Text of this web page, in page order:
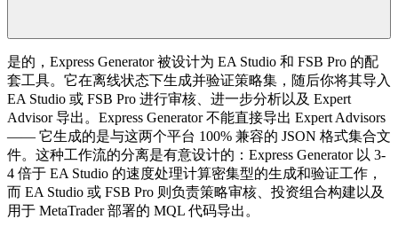
是的，Express Generator 被设计为 EA Studio 和 FSB Pro 的配
套工具。它在离线状态下生成并验证策略集，随后你将其导入
EA Studio 或 FSB Pro 进行审核、进一步分析以及 Expert
Advisor 导出。Express Generator 不能直接导出 Expert Advisors
—— 它生成的是与这两个平台 100% 兼容的 JSON 格式集合文
件。这种工作流的分离是有意设计的：Express Generator 以 3-
4 倍于 EA Studio 的速度处理计算密集型的生成和验证工作，
而 EA Studio 或 FSB Pro 则负责策略审核、投资组合构建以及
用于 MetaTrader 部署的 MQL 代码导出。